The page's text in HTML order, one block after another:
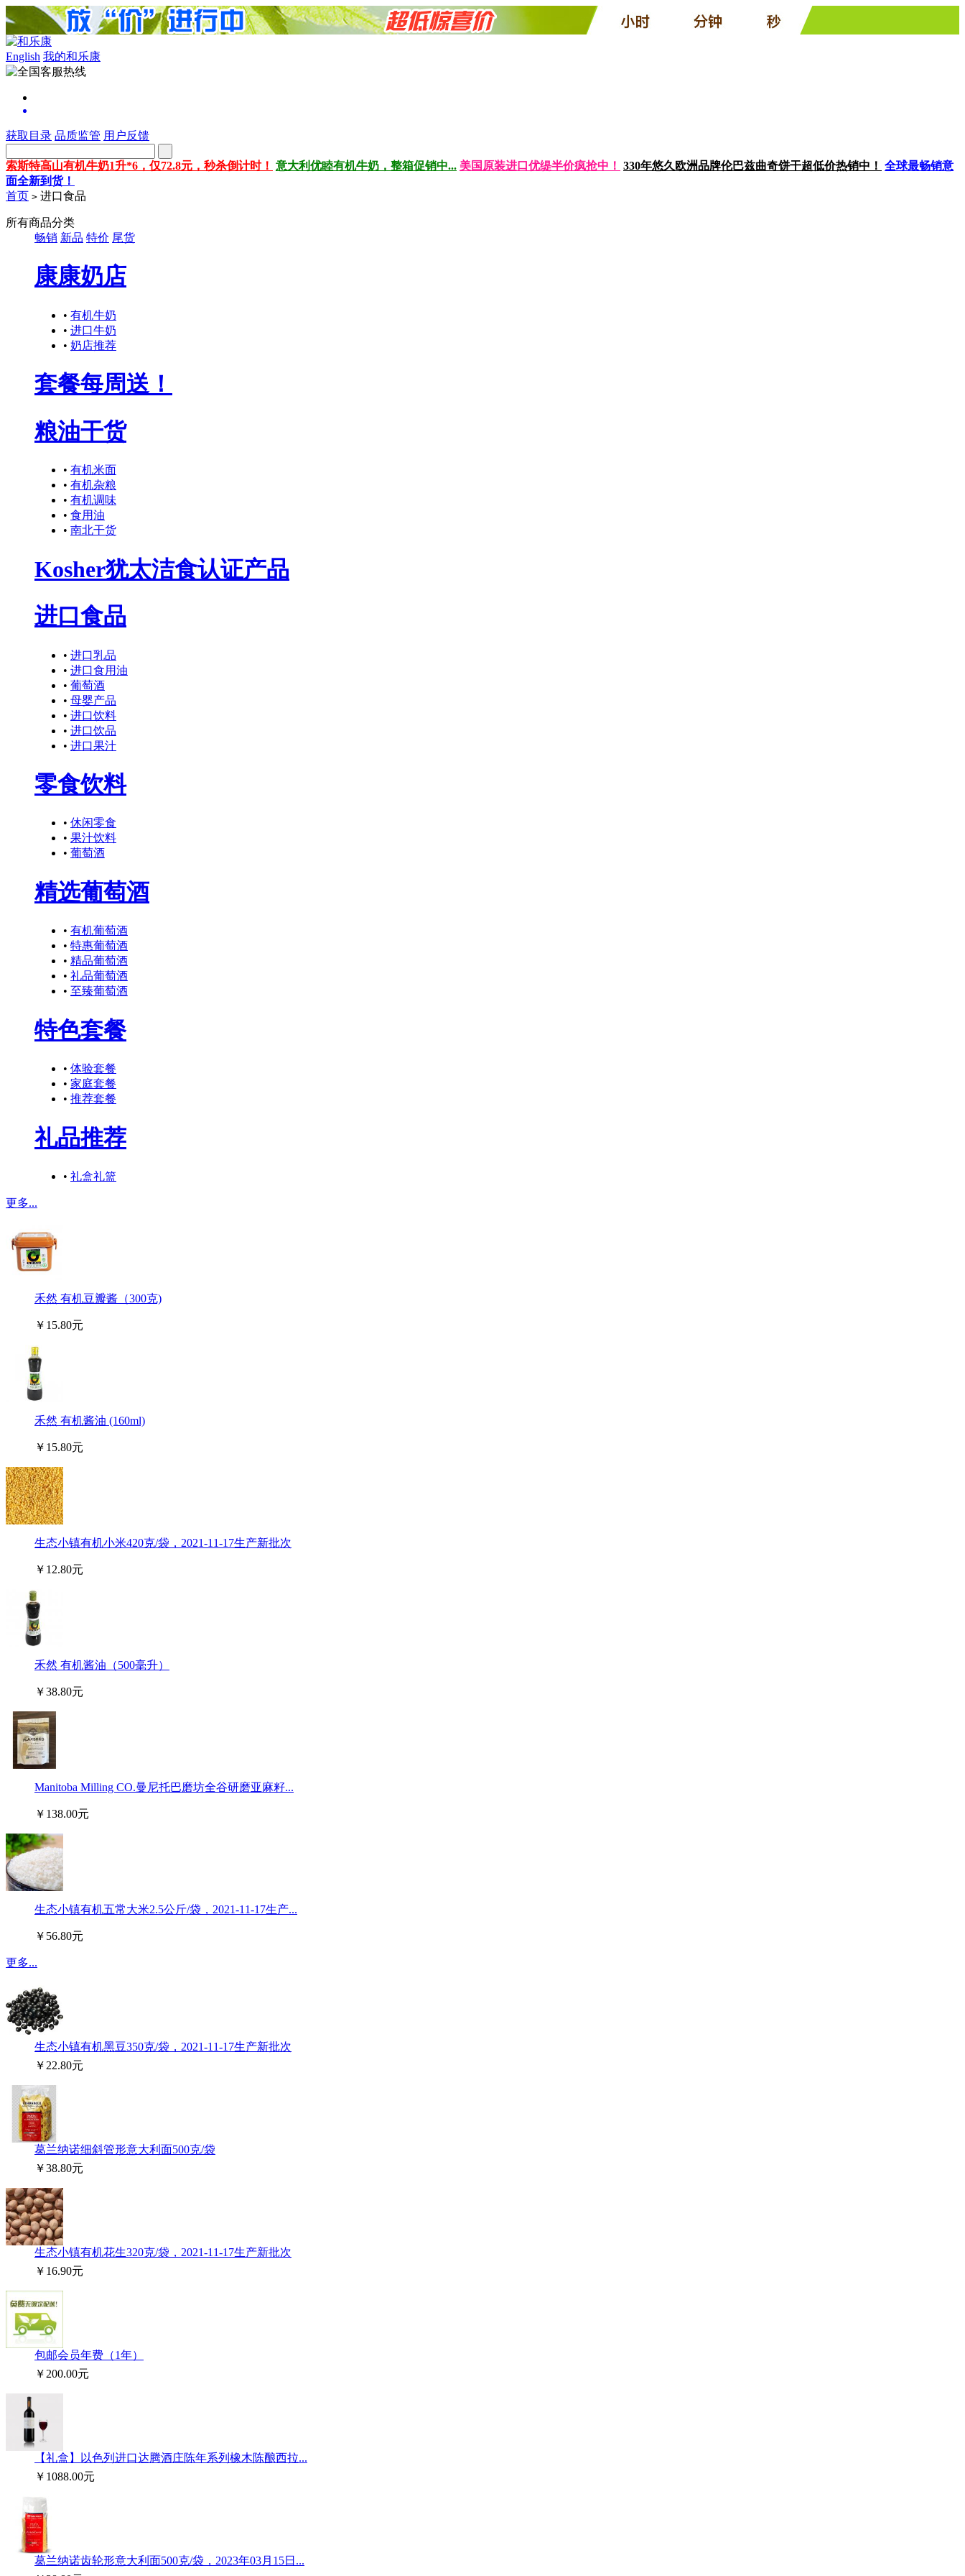
English 我的和乐康
获取目录 品质监管 用户反馈
索斯特高山有机牛奶1升*6，仅72.8元，秒杀倒计时！ 意大利优睦有机牛奶，整箱促销中... 美国原装进口优缇半价疯抢中！ 330年悠久欧洲品牌伦巴兹曲奇饼干超低价热销中！ 全球最畅销意
面全新到货！
首页 > 进口食品
所有商品分类
畅销 新品 特价 尾货
康康奶店
• 有机牛奶
• 进口牛奶
• 奶店推荐
套餐每周送！
粮油干货
• 有机米面
• 有机杂粮
• 有机调味
• 食用油
• 南北干货
Kosher犹太洁食认证产品
进口食品
• 进口乳品
• 进口食用油
• 葡萄酒
• 母婴产品
• 进口饮料
• 进口饮品
• 进口果汁
零食饮料
• 休闲零食
• 果汁饮料
• 葡萄酒
精选葡萄酒
• 有机葡萄酒
• 特惠葡萄酒
• 精品葡萄酒
• 礼品葡萄酒
• 至臻葡萄酒
特色套餐
• 体验套餐
• 家庭套餐
• 推荐套餐
礼品推荐
• 礼盒礼篮
更多...
禾然 有机豆瓣酱（300克)
￥15.80元
禾然 有机酱油 (160ml)
￥15.80元
生态小镇有机小米420克/袋，2021-11-17生产新批次
￥12.80元
禾然 有机酱油（500毫升）
￥38.80元
Manitoba Milling CO.曼尼托巴磨坊全谷研磨亚麻籽...
￥138.00元
生态小镇有机五常大米2.5公斤/袋，2021-11-17生产...
￥56.80元
更多...
生态小镇有机黑豆350克/袋，2021-11-17生产新批次
￥22.80元
葛兰纳诺细斜管形意大利面500克/袋
￥38.80元
生态小镇有机花生320克/袋，2021-11-17生产新批次
￥16.90元
包邮会员年费（1年）
￥200.00元
【礼盒】以色列进口达腾酒庄陈年系列橡木陈酿西拉...
￥1088.00元
葛兰纳诺齿轮形意大利面500克/袋，2023年03月15日...